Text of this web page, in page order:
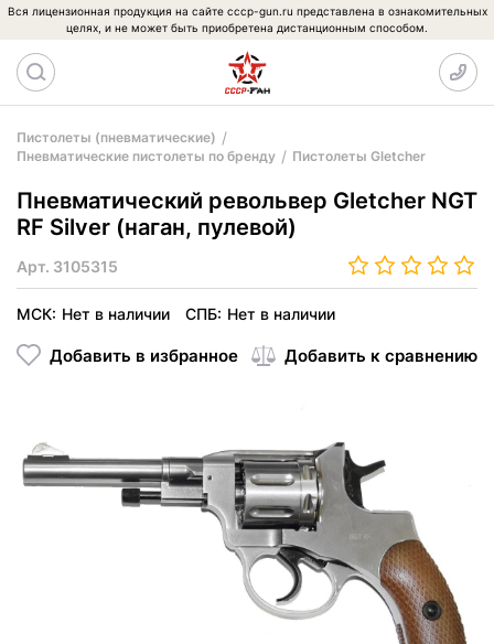
Вся лицензионная продукция на сайте cccp-gun.ru представлена в ознакомительных
целях, и не может быть приобретена дистанционным способом.
Пистолеты (пневматические)
Пневматические пистолеты по бренду
Пистолеты Gletcher
Пневматический револьвер Gletcher NGT
RF Silver (наган, пулевой)
Арт. 3105315
МСК: Нет в наличии СПБ: Нет в наличии
Добавить в избранное Добавить к сравнению